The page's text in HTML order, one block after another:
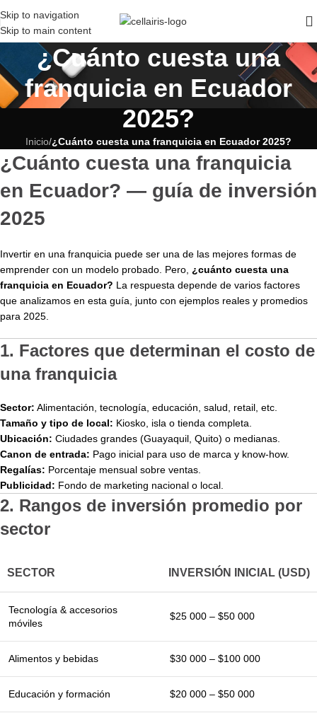
Skip to navigation
Skip to main content
¿Cuánto cuesta una
franquicia en Ecuador
2025?
Inicio/¿Cuánto cuesta una franquicia en Ecuador 2025?
¿Cuánto cuesta una franquicia
en Ecuador? — guía de inversión
2025
Invertir en una franquicia puede ser una de las mejores formas de
emprender con un modelo probado. Pero, ¿cuánto cuesta una
franquicia en Ecuador? La respuesta depende de varios factores
que analizamos en esta guía, junto con ejemplos reales y promedios
para 2025.
1. Factores que determinan el costo de
una franquicia
Sector: Alimentación, tecnología, educación, salud, retail, etc.
Tamaño y tipo de local: Kiosko, isla o tienda completa.
Ubicación: Ciudades grandes (Guayaquil, Quito) o medianas.
Canon de entrada: Pago inicial para uso de marca y know-how.
Regalías: Porcentaje mensual sobre ventas.
Publicidad: Fondo de marketing nacional o local.
2. Rangos de inversión promedio por
sector
SECTOR INVERSIÓN INICIAL (USD)
Tecnología & accesorios
móviles
$25 000 – $50 000
Alimentos y bebidas $30 000 – $100 000
Educación y formación $20 000 – $50 000